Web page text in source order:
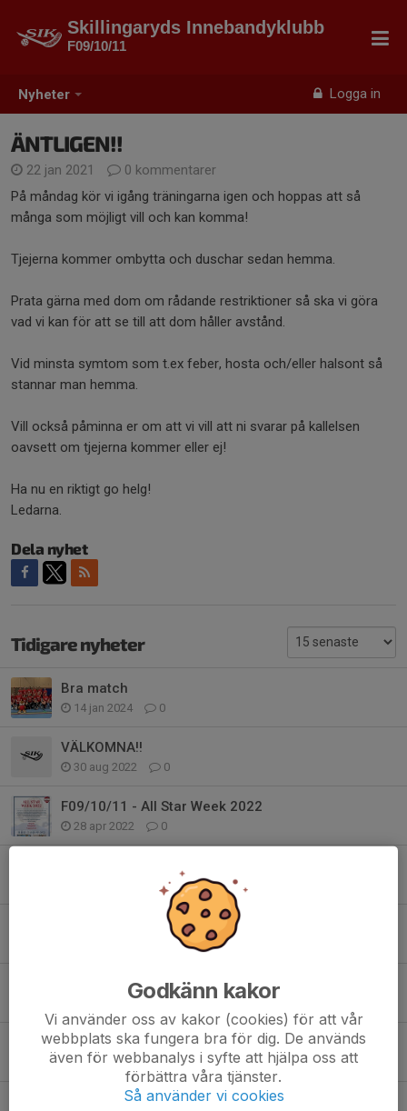
Nyheter Logga in
Skillingaryds Innebandyklubb
F09/10/11
ÄNTLIGEN!!
22 jan 2021
0 kommentarer
På måndag kör vi igång träningarna igen och hoppas att så
många som möjligt vill och kan komma!
Tjejerna kommer ombytta och duschar sedan hemma.
Prata gärna med dom om rådande restriktioner så ska vi göra
vad vi kan för att se till att dom håller avstånd.
Vid minsta symtom som t.ex feber, hosta och/eller halsont så
stannar man hemma.
Vill också påminna er om att vi vill att ni svarar på kallelsen
oavsett om tjejerna kommer eller ej!
Ha nu en riktigt go helg!
Ledarna.
Dela nyhet
Tidigare nyheter
Bra match
14 jan 2024 0
VÄLKOMNA!!
30 aug 2022 0
F09/10/11 - All Star Week 2022
28 apr 2022 0
0
Föräldramöte
19 okt 2021 0
Säsongens första poolspel är till ända.
16 okt 2021 0
Inför fotograferingen, m.m.
Godkänn kakor
Vi använder oss av kakor (cookies) för att vår
webbplats ska fungera bra för dig. De används
även för webbanalys i syfte att hjälpa oss att
förbättra våra tjänster.
Så använder vi cookies